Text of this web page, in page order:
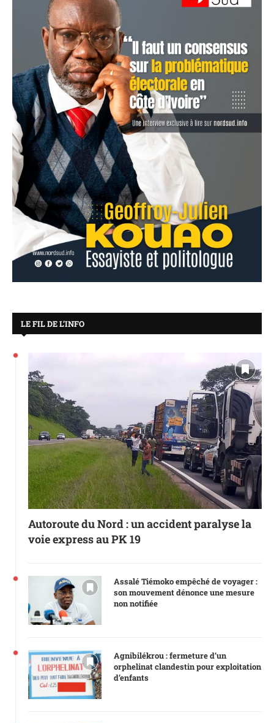
LE FIL DE L’INFO
Autoroute du Nord : un accident paralyse la
voie express au PK 19
Assalé Tiémoko empêché de voyager :
son mouvement dénonce une mesure
non notifiée
Agnibilékrou : fermeture d’un
orphelinat clandestin pour exploitation
d’enfants